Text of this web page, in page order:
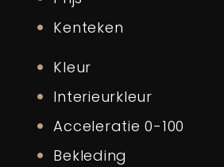
Kenteken
Kleur
Interieurkleur
Acceleratie 0-100
Bekleding